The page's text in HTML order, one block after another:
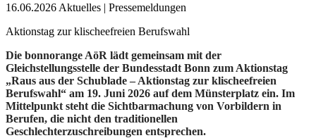
16.06.2026 Aktuelles | Pressemeldungen
Aktionstag zur klischeefreien Berufswahl
Die bonnorange AöR lädt gemeinsam mit der
Gleichstellungsstelle der Bundesstadt Bonn zum Aktionstag
„Raus aus der Schublade – Aktionstag zur klischeefreien
Berufswahl“ am 19. Juni 2026 auf dem Münsterplatz ein. Im
Mittelpunkt steht die Sichtbarmachung von Vorbildern in
Berufen, die nicht den traditionellen
Geschlechterzuschreibungen entsprechen.